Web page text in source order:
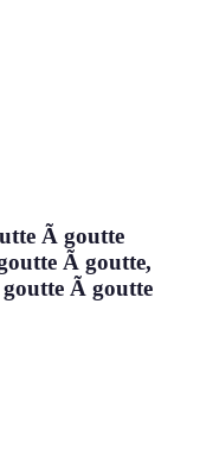
Ã goutte
Ã goutte,
Ã goutte